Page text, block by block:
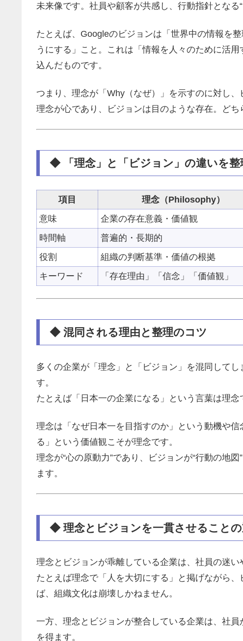
未来像です。社員や顧客が共感し、行動指針となる
たとえば、Googleのビジョンは「世界中の情報を
うにする」こと。これは「情報を人々のために活
込んだものです。
つまり、理念が「Why（なぜ）」を示すのに対し
理念が心であり、ビジョンは目のような存在。どち
◆ 「理念」と「ビジョン」の違いを整
項目 理念（Philosophy）
意味
企業の存在意義・価値観
時間軸
普遍的・長期的
役割
組織の判断基準・価値の根拠
キーワード
「存在理由」「信念」「価値観」
◆ 混同される理由と整理のコツ
多くの企業が「理念」と「ビジョン」を混同して
す。
たとえば「日本一の企業になる」という言葉は理念
理念は「なぜ日本一を目指すのか」という動機や
る」という価値観こそが理念です。
理念が“心の原動力”であり、ビジョンが“行動の地
ます。
◆ 理念とビジョンを一貫させること
理念とビジョンが乖離している企業は、社員の迷い
たとえば理念で「人を大切にする」と掲げながら
ば、組織文化は崩壊しかねません。
一方、理念とビジョンが整合している企業は、社
を得ます。